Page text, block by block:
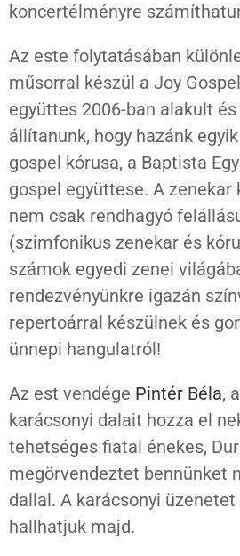
koncertélményre
Az este folytatásában
műsorral készül a Joy
együttes 2006-ban alakult
állítanunk, hogy hazánk
gospel kórusa, a Baptista
gospel együttese. A zenekar
nem csak rendhagyó
(szimfonikus zenekar és
számok egyedi zenei
rendezvényünkre igazán
repertoárral készülnek és
ünnepi hangulatról!
Az est vendége Pintér Béla,
karácsonyi dalait hozza el
tehetséges fiatal énekes,
megörvendeztet bennünket
dallal. A karácsonyi
hallhatjuk majd.